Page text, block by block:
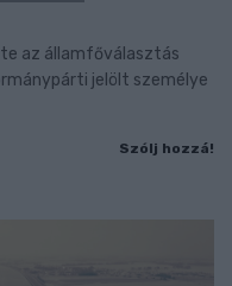
az államfőválasztás
jelölt személye
Szólj hozzá!